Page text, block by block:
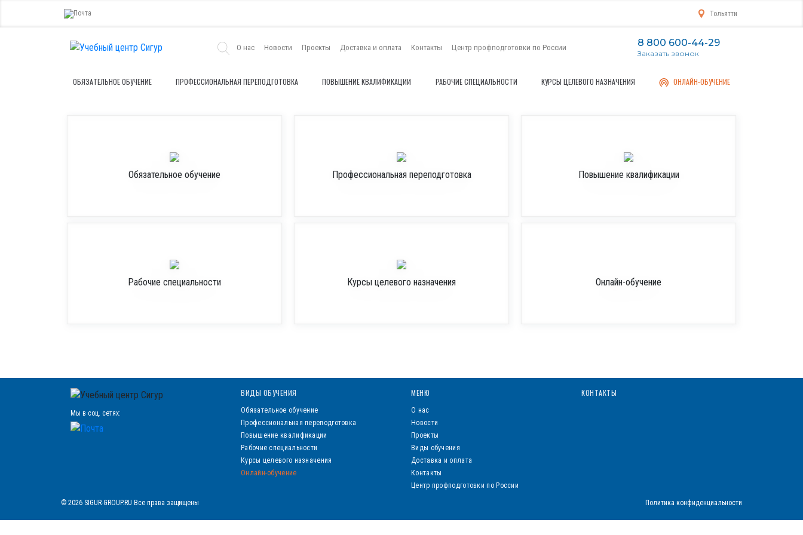
Тольятти
О нас Новости Проекты Доставка и оплата Контакты Центр профподготовки по России 8 800 600-44-29
Заказать звонок
ОБЯЗАТЕЛЬНОЕ ОБУЧЕНИЕ ПРОФЕССИОНАЛЬНАЯ ПЕРЕПОДГОТОВКА ПОВЫШЕНИЕ КВАЛИФИКАЦИИ РАБОЧИЕ СПЕЦИАЛЬНОСТИ КУРСЫ ЦЕЛЕВОГО НАЗНАЧЕНИЯ ОНЛАЙН-ОБУЧЕНИЕ
Обязательное обучение Профессиональная переподготовка Повышение квалификации
Рабочие специальности Курсы целевого назначения Онлайн-обучение
Мы в соц. сетях:
ВИДЫ ОБУЧЕНИЯ
Обязательное обучение
Профессиональная переподготовка
Повышение квалификации
Рабочие специальности
Курсы целевого назначения
Онлайн-обучение
МЕНЮ
О нас
Новости
Проекты
Виды обучения
Доставка и оплата
Контакты
Центр профподготовки по России
КОНТАКТЫ
© 2026 SIGUR-GROUP.RU Все права защищены Политика конфиденциальности